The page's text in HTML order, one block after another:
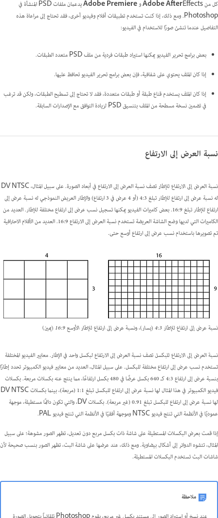
كل من Adobe AfterEffects و Adobe Premiere
يدعمان ملفات PSD المنشأة في
Photoshop. ومع ذلك، إذا كنت تستخدم تطبيقات أفلام وفيديو أخرى، فقد تحتاج إلى مراعاة هذه
التفاصيل عندما تنشئ صورًا للاستخدام في الفيديو:
بعض برامج تحرير الفيديو يمكنها استيراد طبقات فردية من ملف PSD متعدد الطبقات.
إذا كان الملف يحتوي على شفافية، فإن بعض برامج تحرير الفيديو تحافظ عليها.
إذا كان الملف يستخدم قناع طبقة أو طبقات متعددة، فقد لا تحتاج إلى تسطيح الطبقات، ولكن قد ترغب
في تضمين نسخة مسطحة من الملف بتنسيق PSD لزيادة التوافق مع الإصدارات السابقة.
نسبة العرض إلى الارتفاع
نسبة العرض إلى الارتفاع للإطار
تصف نسبة العرض إلى الارتفاع في أبعاد الصورة. على سبيل المثال، DV NTSC
له نسبة عرض إلى ارتفاع للإطار تبلغ 4:3 (أو 4 عرض في 3 ارتفاع) والإطار العريض النموذجي له نسبة عرض إلى
ارتفاع للإطار تبلغ 16:9. بعض كاميرات الفيديو يمكنها تسجيل نسب عرض إلى ارتفاع مختلفة للإطار. العديد من
الكاميرات التي لديها وضع الشاشة العريضة تستخدم نسبة العرض إلى الارتفاع 16:9. العديد من الأفلام الاحترافية
تم تصويرها باستخدام نسب عرض إلى ارتفاع أوسع حتى.
نسبة عرض إلى ارتفاع للإطار 4:3 (يسار)، ونسبة عرض إلى ارتفاع للإطار الأوسع 16:9 (يمين)
نسبة العرض إلى الارتفاع للبكسلتصف نسبة العرض إلى الارتفاع لبكسل واحد في الإطار. معايير الفيديو المختلفة
تستخدم نسب عرض إلى ارتفاع مختلفة للبكسل. على سبيل المثال، العديد من معايير فيديو الكمبيوتر تحدد إطارًا
بنسبة عرض إلى ارتفاع 4:3 كـ 640 بكسل عرضًا في 480 بكسل ارتفاعًا، مما ينتج عنه بكسلات مربعة. بكسلات
فيديو الكمبيوتر في هذا المثال لها نسبة عرض إلى ارتفاع للبكسل تبلغ 1:1 (مربعة)، بينما بكسلات DV NTSC
لها نسبة عرض إلى ارتفاع للبكسل تبلغ 0.91 (غير مربعة). بكسلات DV، والتي تكون دائمًا مستطيلة، موجهة
عموديًا في الأنظمة التي تنتج فيديو NTSC وموجهة أفقيًا في الأنظمة التي تنتج فيديو PAL.
إذا قمت بعرض البكسلات المستطيلة على شاشة ذات بكسل مربع دون تعديل، تظهر الصور مشوهة؛ على سبيل
المثال، تتشوه الدوائر إلى أشكال بيضاوية. ومع ذلك، عند عرضها على شاشة البث، تظهر الصور بنسب صحيحة لأن
شاشات البث تستخدم البكسلات المستطيلة.
ملاحظة